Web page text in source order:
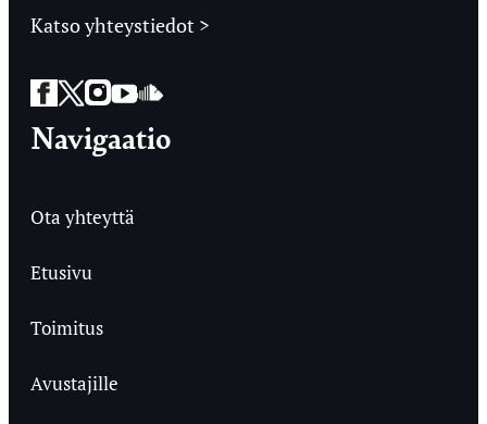
Katso yhteystiedot >
Facebook
Twitter
Instagram
YouTube
SoundCloud
Navigaatio
Ota yhteyttä
Etusivu
Toimitus
Avustajille